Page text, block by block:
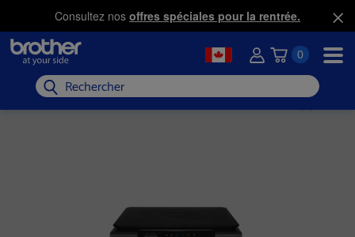
Consultez nos offres spéciales pour la rentrée.
0
Rechercher